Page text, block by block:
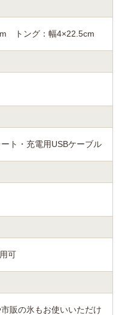
トング：幅4×22.5cm
ト・充電用USBケーブル
可
販の氷もお使いいただけ